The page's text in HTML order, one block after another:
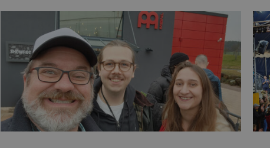
größtes Musikhaus der Region sind stolz, […]
aus